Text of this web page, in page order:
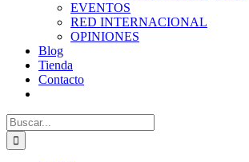
EVENTOS
RED INTERNACIONAL
OPINIONES
Blog
Tienda
Contacto
Buscar: